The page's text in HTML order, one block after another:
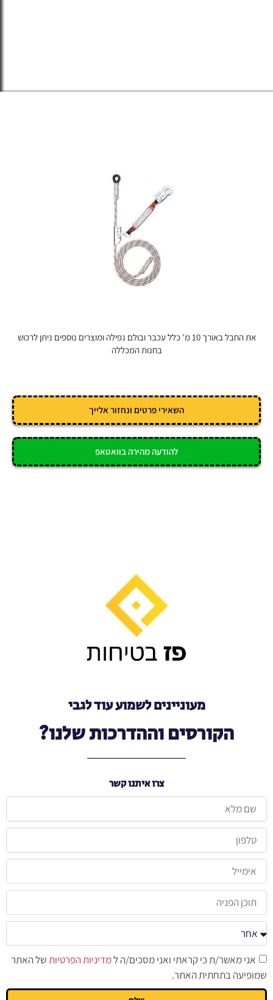
את החבל באורך 10 מ' כלל עכבר ובולם נפילה ומוצרים נוספים ניתן לרכוש
בחנות המכללה
השאירי פרטים ונחזור אלייך
להודעה מהירה בוואטאפ
מעוניינים לשמוע עוד לגבי
הקורסים וההדרכות שלנו?
צרו איתנו קשר
אני מאשר/ת כי קראתי ואני מסכים/ה למדיניות הפרטיותשל האתר
שמופיעה בתחתית האתר.